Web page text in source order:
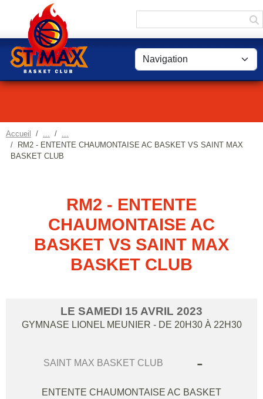
Accueil
RM2 - ENTENTE CHAUMONTAISE AC BASKET VS SAINT MAX
BASKET CLUB
RM2 - ENTENTE
CHAUMONTAISE AC
BASKET VS SAINT MAX
BASKET CLUB
LE SAMEDI 15 AVRIL 2023
GYMNASE LIONEL MEUNIER - DE 20H30 À 22H30
SAINT MAX BASKET CLUB -
ENTENTE CHAUMONTAISE AC BASKET
Panneau de gestion des cookies